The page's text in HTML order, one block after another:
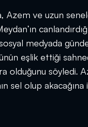
Azem ve uzun
medyada
eşlik ettiği
olduğunu söyledi.
sel olup